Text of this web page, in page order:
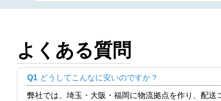
よくある質問
Q1 どうしてこんなに安いのですか？
弊社では、埼玉・大阪・福岡に物流拠点を作り、配